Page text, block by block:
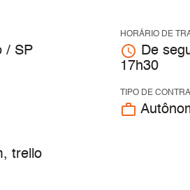
/ SP
HORÁRIO DE
access_time De
17h30
TIPO DE
work_outline
trello